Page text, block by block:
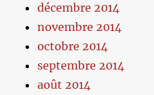
décembre 2014
novembre 2014
octobre 2014
septembre 2014
août 2014